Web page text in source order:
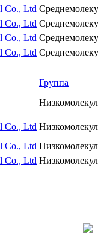
Co., Ltd
Co., Ltd
Co., Ltd
Co., Ltd
Группа
Co., Ltd
Co., Ltd
Co., Ltd